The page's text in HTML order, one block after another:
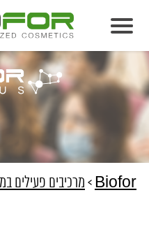
Biofor
> מרכיבים פעילים